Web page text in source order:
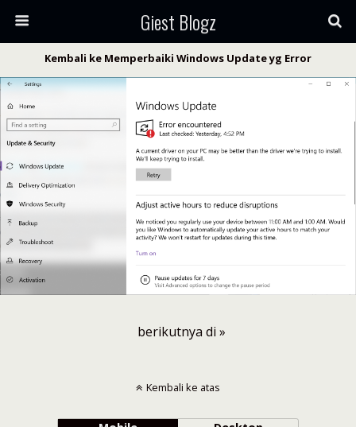
Giest Blogz
Kembali ke Memperbaiki Windows Update yg Error
berikutnya di »
Kembali ke atas